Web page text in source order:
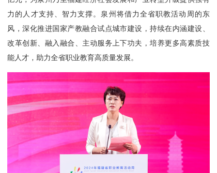
力的人才支持、智力支撑。泉州将借力全省职教活动周的东
风，深化推进国家产教融合试点城市建设，持续在内涵建设、
改革创新、融入融合、主动服务上下功夫，培养更多高素质技
能人才，助力全省职业教育高质量发展。